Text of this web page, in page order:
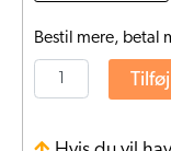
Bestil mere, betal